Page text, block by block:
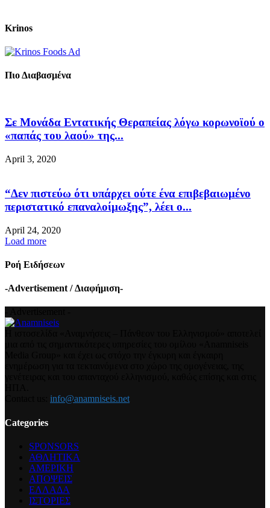
Krinos
Πιο Διαβασμένα
Σε Μονάδα Εντατικής Θεραπείας λόγω κορωνοϊού ο
«παπάς του λαού» της...
April 3, 2020
“Δεν πιστεύω ότι υπάρχει ούτε ένα επιβεβαιωμένο
περιστατικό επαναλοίμωξης”, λέει ο...
April 24, 2020
Load more
Ροή Ειδήσεων
-Advertisement / Διαφήμιση-
info@anamniseis.net
Categories
SPONSORS
ΑΘΛΗΤΙΚΑ
ΑΜΕΡΙΚΗ
ΑΠΟΨΕΙΣ
ΕΛΛΑΔΑ
ΙΣΤΟΡΙΕΣ